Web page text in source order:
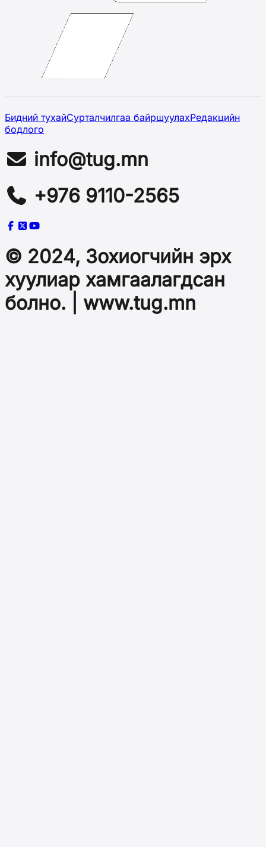
Бидний тухайСурталчилгаа байршуулахРедакцийн
бодлого
info@tug.mn
+976 9110-2565
© 2024, Зохиогчийн эрх
хуулиар хамгаалагдсан
болно. | www.tug.mn